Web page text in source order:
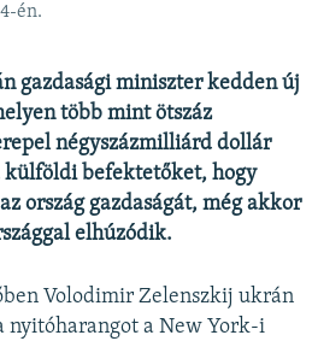
én.
gazdasági miniszter kedden új
több mint ötszáz
négyszázmilliárd dollár
befektetőket, hogy
ország gazdaságát, még akkor
elhúzódik.
Volodimir Zelenszkij ukrán
nyitóharangot a New York-i